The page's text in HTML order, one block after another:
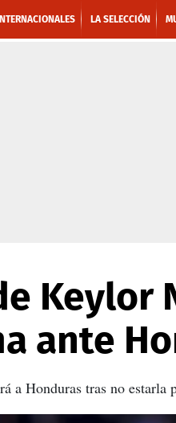
INTERNACIONALES LA SELECCIÓN
Keylor
ante
a Honduras tras no